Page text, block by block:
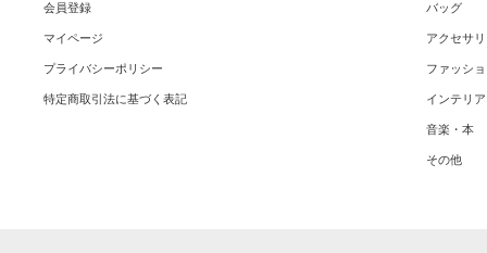
会員登録
マイページ
プライバシーポリシー
特定商取引法に基づく表記
バッグ
アクセサ
ファッシ
インテリア
音楽・本
その他